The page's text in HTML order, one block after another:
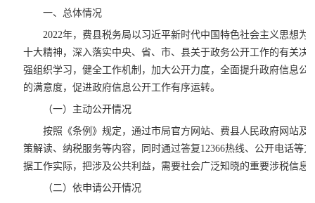
一、总体情况
2022年，费县税务局以习近平新时代中国特色社会主义思想为
十大精神，深入落实中央、省、市、县关于政务公开工作的有关决
强组织学习，健全工作机制，加大公开力度，全面提升政府信息公
的满意度，促进政府信息公开工作有序运转。
（一）主动公开情况
按照《条例》规定，通过市局官方网站、费县人民政府网站及
策解读、纳税服务等内容，同时通过答复12366热线、公开电话等
据工作实际，把涉及公共利益，需要社会广泛知晓的重要涉税信息
（二）依申请公开情况